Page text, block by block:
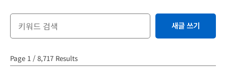
새글 쓰기
Page 1 / 8,717 Results